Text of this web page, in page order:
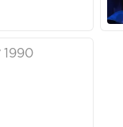
1990